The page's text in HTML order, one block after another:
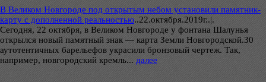
В Великом Новгороде под открытым небом установили памятник-
карту с дополненной реальностью..22.октября.2019г..|.
Сегодня, 22 октября, в Великом Новгороде у фонтана Шалунья
открылся новый памятный знак — карта Земли Новгородской.30
аутотентичных барельефов украсили бронзовый чертеж. Так,
например, новгородский кремль... далее